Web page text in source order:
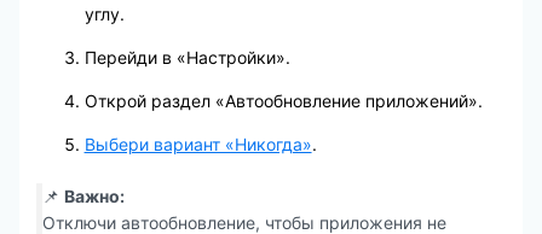
углу.
Перейди в «Настройки».
Открой раздел «Автообновление приложений».
Выбери вариант «Никогда».
📌 Важно:
Отключи автообновление, чтобы приложения не